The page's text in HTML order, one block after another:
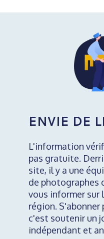
ENVIE DE
L'information
pas gratuite.
site, il y a une
de photographes
vous informer
région. S'abonner
c'est soutenir un
indépendant et